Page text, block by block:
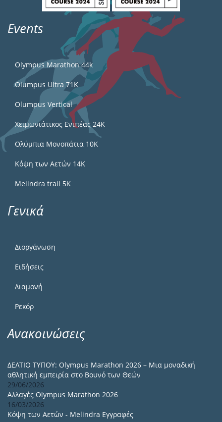
Events
Olympus Marathon 44k
Olumpus Ultra 71K
Olumpus Vertical
Χειμωνιάτικος Ενιπέας 24Κ
Ολύμπια Μονοπάτια 10Κ
Κόψη των Αετών 14Κ
Melindra trail 5Κ
Γενικά
Διοργάνωση
Ειδήσεις
Διαμονή
Ρεκόρ
Ανακοινώσεις
ΔΕΛΤΙΟ ΤΥΠΟΥ: Olympus Marathon 2026 – Μια μοναδική
αθλητική εμπειρία στο Βουνό των Θεών
29/06/2026
Αλλαγές Olympus Marathon 2026
16/03/2026
Κόψη των Αετών - Melindra Εγγραφές